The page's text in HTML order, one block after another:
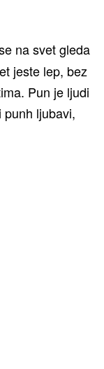
na svet gleda
jeste lep, bez
Pun je ljudi
ljubavi,